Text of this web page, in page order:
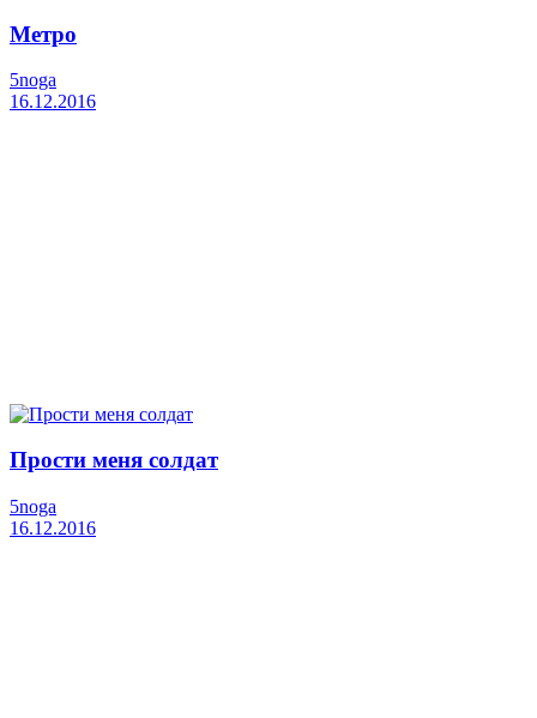
Метро
5noga
16.12.2016
Прости меня солдат
5noga
16.12.2016